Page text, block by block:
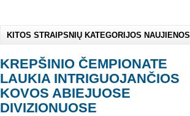
KITOS STRAIPSNIŲ KATEGORIJOS NAUJIENOS
KREPŠINIO ČEMPIONATE
LAUKIA INTRIGUOJANČIOS
KOVOS ABIEJUOSE
DIVIZIONUOSE